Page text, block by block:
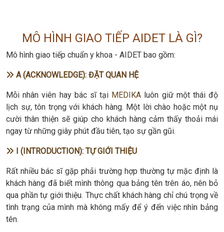
MÔ HÌNH GIAO TIẾP AIDET LÀ GÌ?
Mô hình giao tiếp chuẩn y khoa - AIDET bao gồm:
A (ACKNOWLEDGE): ĐẶT QUAN HỆ
Mỗi nhân viên hay bác sĩ tại MEDIKA luôn giữ một thái độ
lịch sự, tôn trọng với khách hàng. Một lời chào hoặc một nụ
cười thân thiện sẽ giúp cho khách hàng cảm thấy thoải mái
ngay từ những giây phút đầu tiên, tạo sự gần gũi.
I (INTRODUCTION): TỰ GIỚI THIỆU
Rất nhiều bác sĩ gặp phải trường hợp thường tự mặc định là
khách hàng đã biết mình thông qua bảng tên trên áo, nên bỏ
qua phần tự giới thiệu. Thực chất khách hàng chỉ chú trọng về
tình trạng của mình mà không mấy để ý đến việc nhìn bảng
tên.